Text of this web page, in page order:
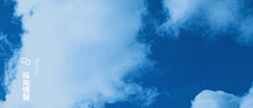
Contact Us 採用情報 Recruit